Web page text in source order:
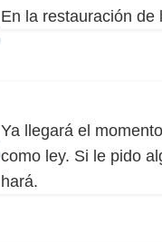
En la restauración de
Ya llegará el
como ley. Si le pido
hará.